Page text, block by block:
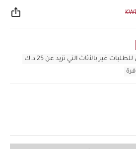
غير بالأثاث التي تزيد عن 25 د.ك